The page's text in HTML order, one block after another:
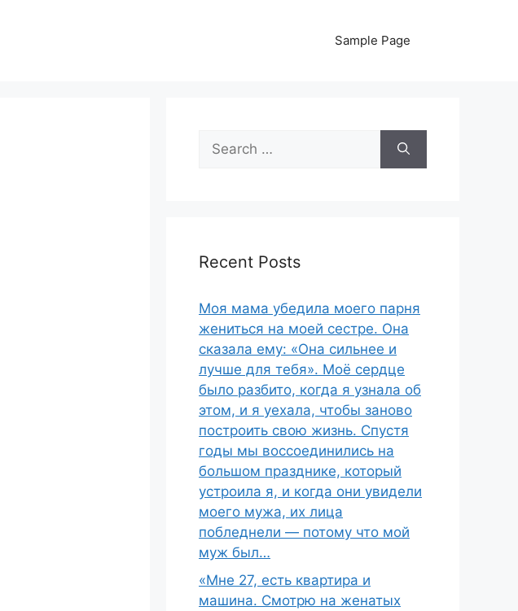
Sample Page
Search
for:
Recent Posts
Моя мама убедила моего парня
жениться на моей сестре. Она
сказала ему: «Она сильнее и
лучше для тебя». Моё сердце
было разбито, когда я узнала об
этом, и я уехала, чтобы заново
построить свою жизнь. Спустя
годы мы воссоединились на
большом празднике, который
устроила я, и когда они увидели
моего мужа, их лица
побледнели — потому что мой
муж был…
«Мне 27, есть квартира и
машина. Смотрю на женатых